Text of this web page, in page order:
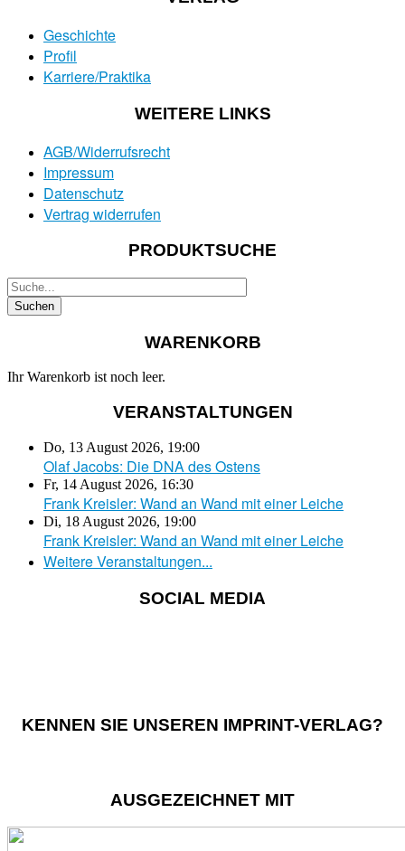
Geschichte
Profil
Karriere/Praktika
WEITERE LINKS
AGB/Widerrufsrecht
Impressum
Datenschutz
Vertrag widerrufen
PRODUKTSUCHE
WARENKORB
Ihr Warenkorb ist noch leer.
VERANSTALTUNGEN
Do, 13 August 2026, 19:00
Olaf Jacobs: Die DNA des Ostens
Fr, 14 August 2026, 16:30
Frank Kreisler: Wand an Wand mit einer Leiche
Di, 18 August 2026, 19:00
Frank Kreisler: Wand an Wand mit einer Leiche
Weitere Veranstaltungen...
SOCIAL MEDIA
KENNEN SIE UNSEREN IMPRINT-VERLAG?
AUSGEZEICHNET MIT